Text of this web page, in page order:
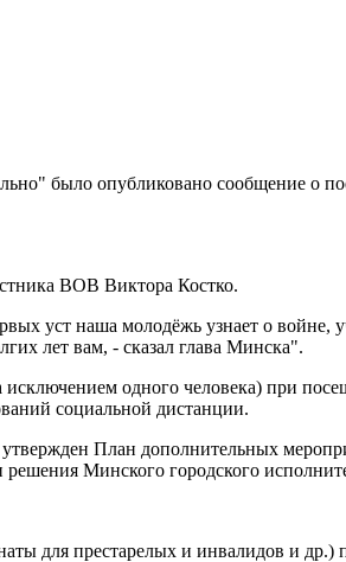
было опубликовано сообщение о
ВОВ Виктора Костко.
уст наша молодёжь узнает о войне,
лет вам, - сказал глава Минска".
одного человека) при
социальной дистанции.
План дополнительных
Минского городского
для престарелых и инвалидов и др.)